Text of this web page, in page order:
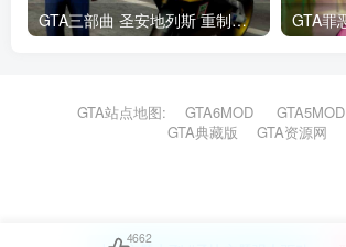
GTA三部曲 圣安地列斯 重制版 简体中文 免安装 绿色版 [亲测可用 解压即玩]【18.6GB】
GTA站点地图: GTA6MOD GTA5MOD
GTA典藏版
GTA资源网
4662